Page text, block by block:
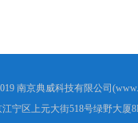
南京典威科技有限公司
宁区上元大街518号绿野大厦